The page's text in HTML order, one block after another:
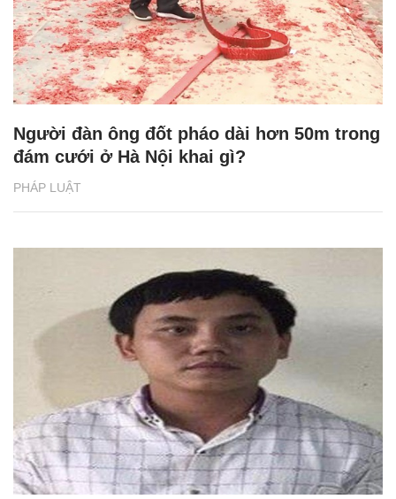
PHÁP LUẬT
Người đàn ông đốt pháo dài hơn 50m trong
đám cưới ở Hà Nội khai gì?